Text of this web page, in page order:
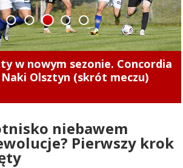
szefowie miejskich spółek.
ich oświadczeń majątkowych
1 2 3 4 5
niebawem
Pierwszy krok